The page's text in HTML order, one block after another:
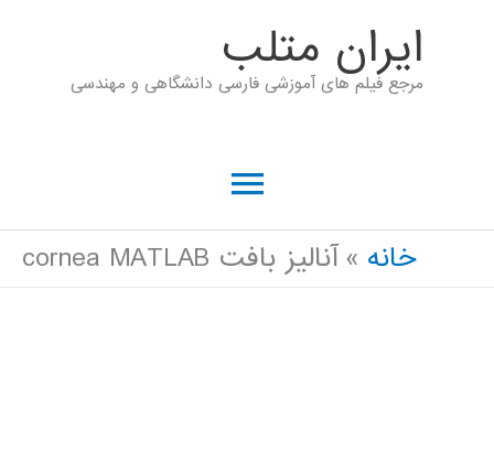
ايران متلب
مرجع فیلم های آموزشی فارسی دانشگاهی و مهندسی
فهرست
اصلی
خانه آنالیز بافت cornea MATLAB